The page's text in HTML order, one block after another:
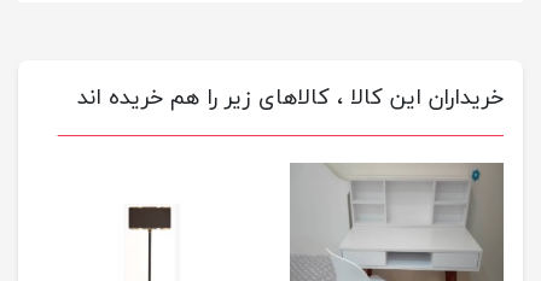
خریداران این کالا ، کالاهای زیر را هم خریده اند